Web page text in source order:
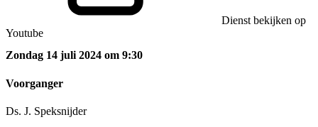
Dienst bekijken op
Youtube
Zondag 14 juli 2024 om 9:30
Voorganger
Ds. J. Speksnijder